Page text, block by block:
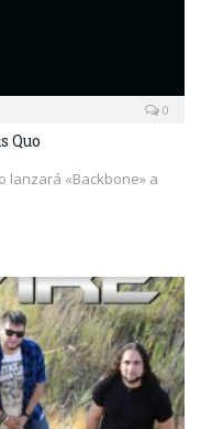
0
Quo
lanzará «Backbone» a